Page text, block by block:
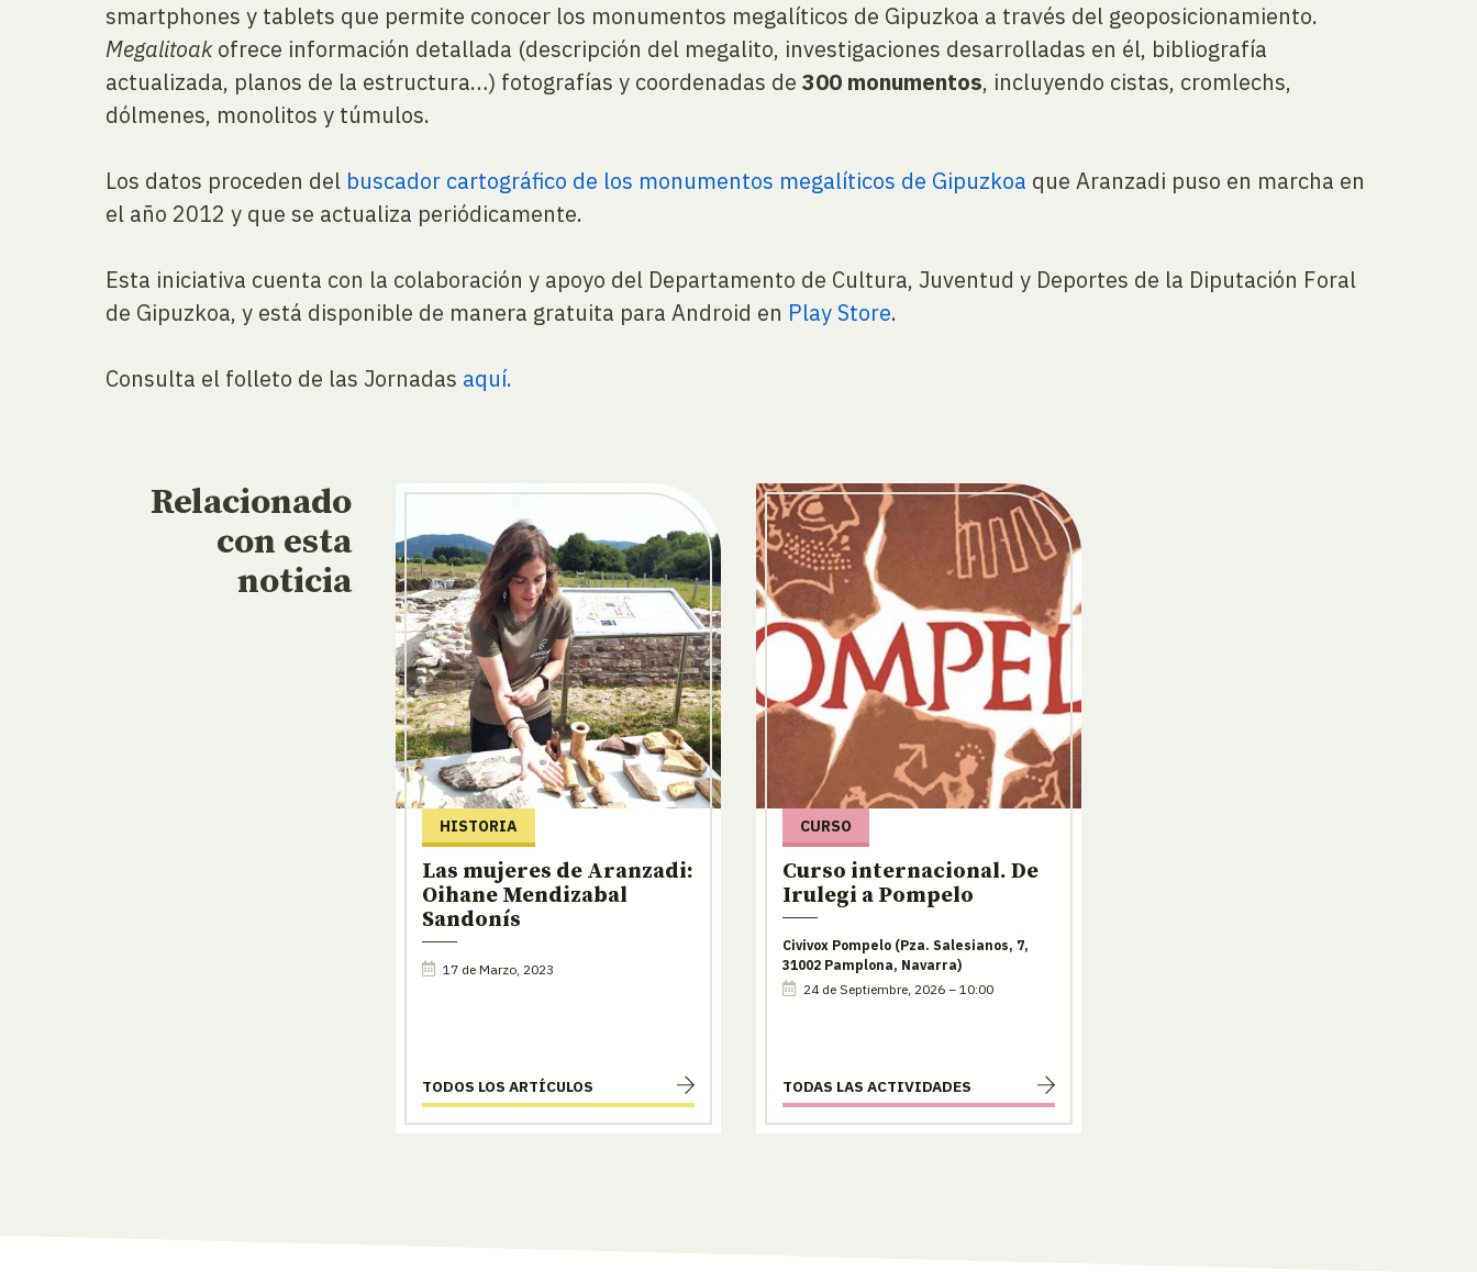
smartphones y tablets que permite conocer los monumentos megalíticos de Gipuzkoa a través del geoposicionamiento.
Megalitoakofrece información detallada (descripción del megalito, investigaciones desarrolladas en él, bibliografía
actualizada, planos de la estructura…) fotografías y coordenadas de 300 monumentos, incluyendo cistas, cromlechs,
dólmenes, monolitos y túmulos.
Los datos proceden del buscador cartográfico de los monumentos megalíticos de Gipuzkoa que Aranzadi puso en marcha en
el año 2012 y que se actualiza periódicamente.
Esta iniciativa cuenta con la colaboración y apoyo del Departamento de Cultura, Juventud y Deportes de la Diputación Foral
de Gipuzkoa, y está disponible de manera gratuita para Android en Play Store.
Consulta el folleto de las Jornadas aquí.
Relacionado
con esta
noticia
HISTORIA
Las mujeres de Aranzadi:
Oihane Mendizabal
Sandonís
17 de Marzo, 2023
TODOS LOS ARTÍCULOS
CURSO
Curso internacional. De
Irulegi a Pompelo
Civivox Pompelo (Pza. Salesianos, 7,
31002 Pamplona, Navarra)
24 de Septiembre, 2026 – 10:00
TODAS LAS ACTIVIDADES